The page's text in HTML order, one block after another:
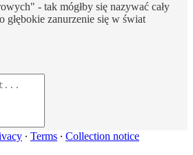
- tak mógłby się nazywać cały
głębokie zanurzenie się w świat
∙ Terms ∙ Collection notice